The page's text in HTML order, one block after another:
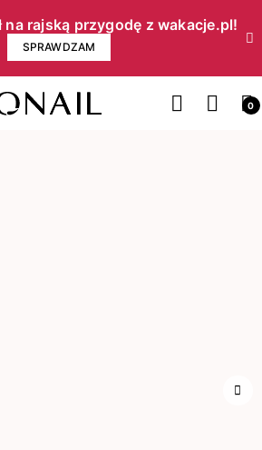
na rajską przygodę z wakacje.pl!​
SPRAWDZAM
0